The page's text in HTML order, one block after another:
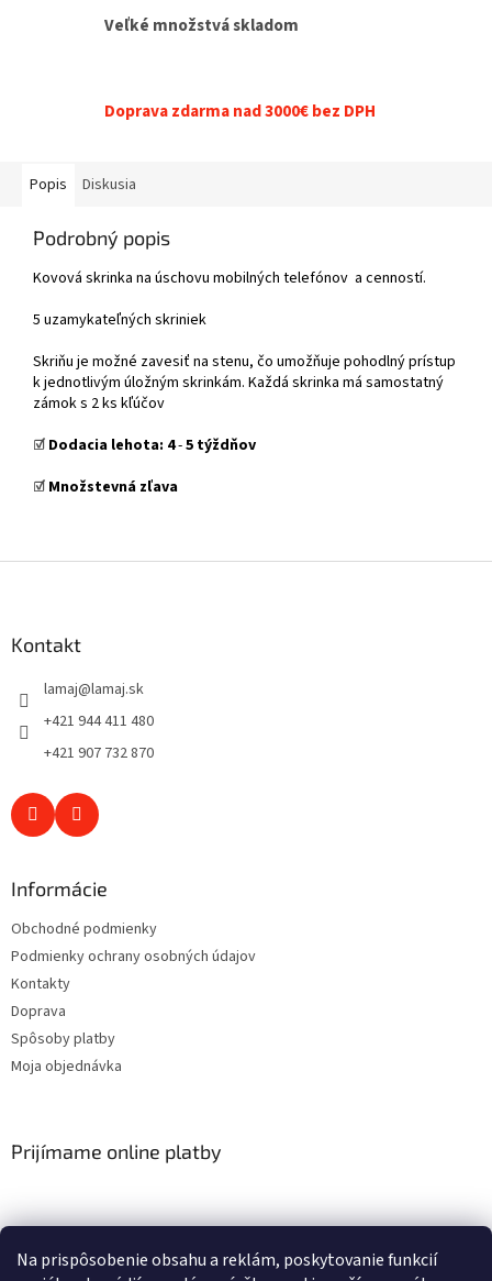
Na prispôsobenie obsahu a reklám, poskytovanie funkcií
Veľké množstvá skladom
Doprava zdarma nad 3000€ bez DPH
Popis Diskusia
Podrobný popis
Kovová skrinka na úschovu mobilných telefónov a cenností.
5 uzamykateľných skriniek
Skriňu je možné zavesiť na stenu, čo umožňuje pohodlný prístup
k jednotlivým úložným skrinkám. Každá skrinka má samostatný
zámok s 2 ks kľúčov
☑️ Dodacia lehota: 4-5 týždňov
☑️ Množstevná zľava
Kontakt
lamaj@lamaj.sk
+421 944 411 480
+421 907 732 870
Informácie
Obchodné podmienky
Podmienky ochrany osobných údajov
Kontakty
Doprava
Spôsoby platby
Moja objednávka
Prijímame online platby